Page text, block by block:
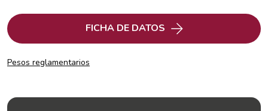
FICHA DE DATOS
Pesos reglamentarios